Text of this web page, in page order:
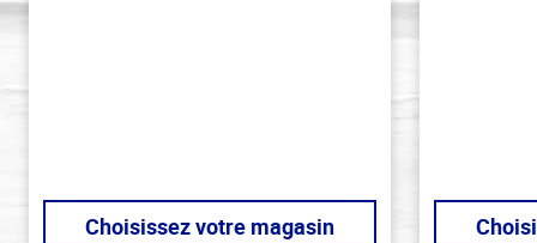
Choisissez votre magasin